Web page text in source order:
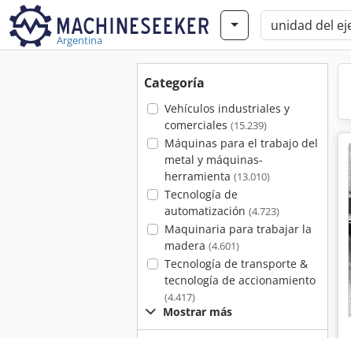
Argentina
Categoría
Vehículos industriales y
comerciales (15.239)
Máquinas para el trabajo del
metal y máquinas-
herramienta (13.010)
Tecnología de
automatización (4.723)
Maquinaria para trabajar la
madera (4.601)
Tecnología de transporte &
tecnología de accionamiento
(4.417)
Mostrar más